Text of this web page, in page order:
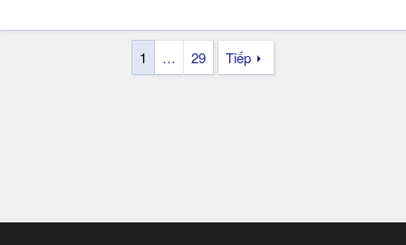
1 … 29 Tiếp